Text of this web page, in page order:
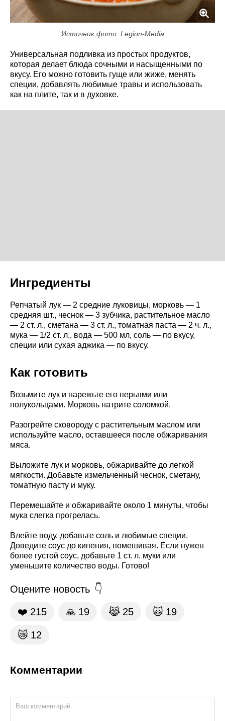
Источник фото: Legion-Media
Универсальная подливка из простых продуктов,
которая делает блюда сочными и насыщенными по
вкусу. Его можно готовить гуще или жиже, менять
специи, добавлять любимые травы и использовать
как на плите, так и в духовке.
Ингредиенты
Репчатый лук — 2 средние луковицы, морковь — 1
средняя шт., чеснок — 3 зубчика, растительное масло
— 2 ст. л., сметана — 3 ст. л., томатная паста — 2 ч. л.,
мука — 1/2 ст. л., вода — 500 мл, соль — по вкусу,
специи или сухая аджика — по вкусу.
Как готовить
Возьмите лук и нарежьте его перьями или
полукольцами. Морковь натрите соломкой.
Разогрейте сковороду с растительным маслом или
используйте масло, оставшееся после обжаривания
мяса.
Выложите лук и морковь, обжаривайте до легкой
мягкости. Добавьте измельченный чеснок, сметану,
томатную пасту и муку.
Перемешайте и обжаривайте около 1 минуты, чтобы
мука слегка прогрелась.
Влейте воду, добавьте соль и любимые специи.
Доведите соус до кипения, помешивая. Если нужен
более густой соус, добавьте 1 ст. л. муки или
уменьшите количество воды. Готово!
Оцените новость
❤️ 215 🙏 19 😹 25 🙀 19
😿 12
Комментарии